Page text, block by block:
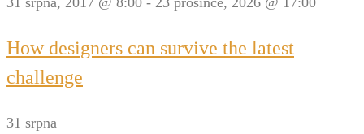
How designers can survive the latest
challenge
31 srpna